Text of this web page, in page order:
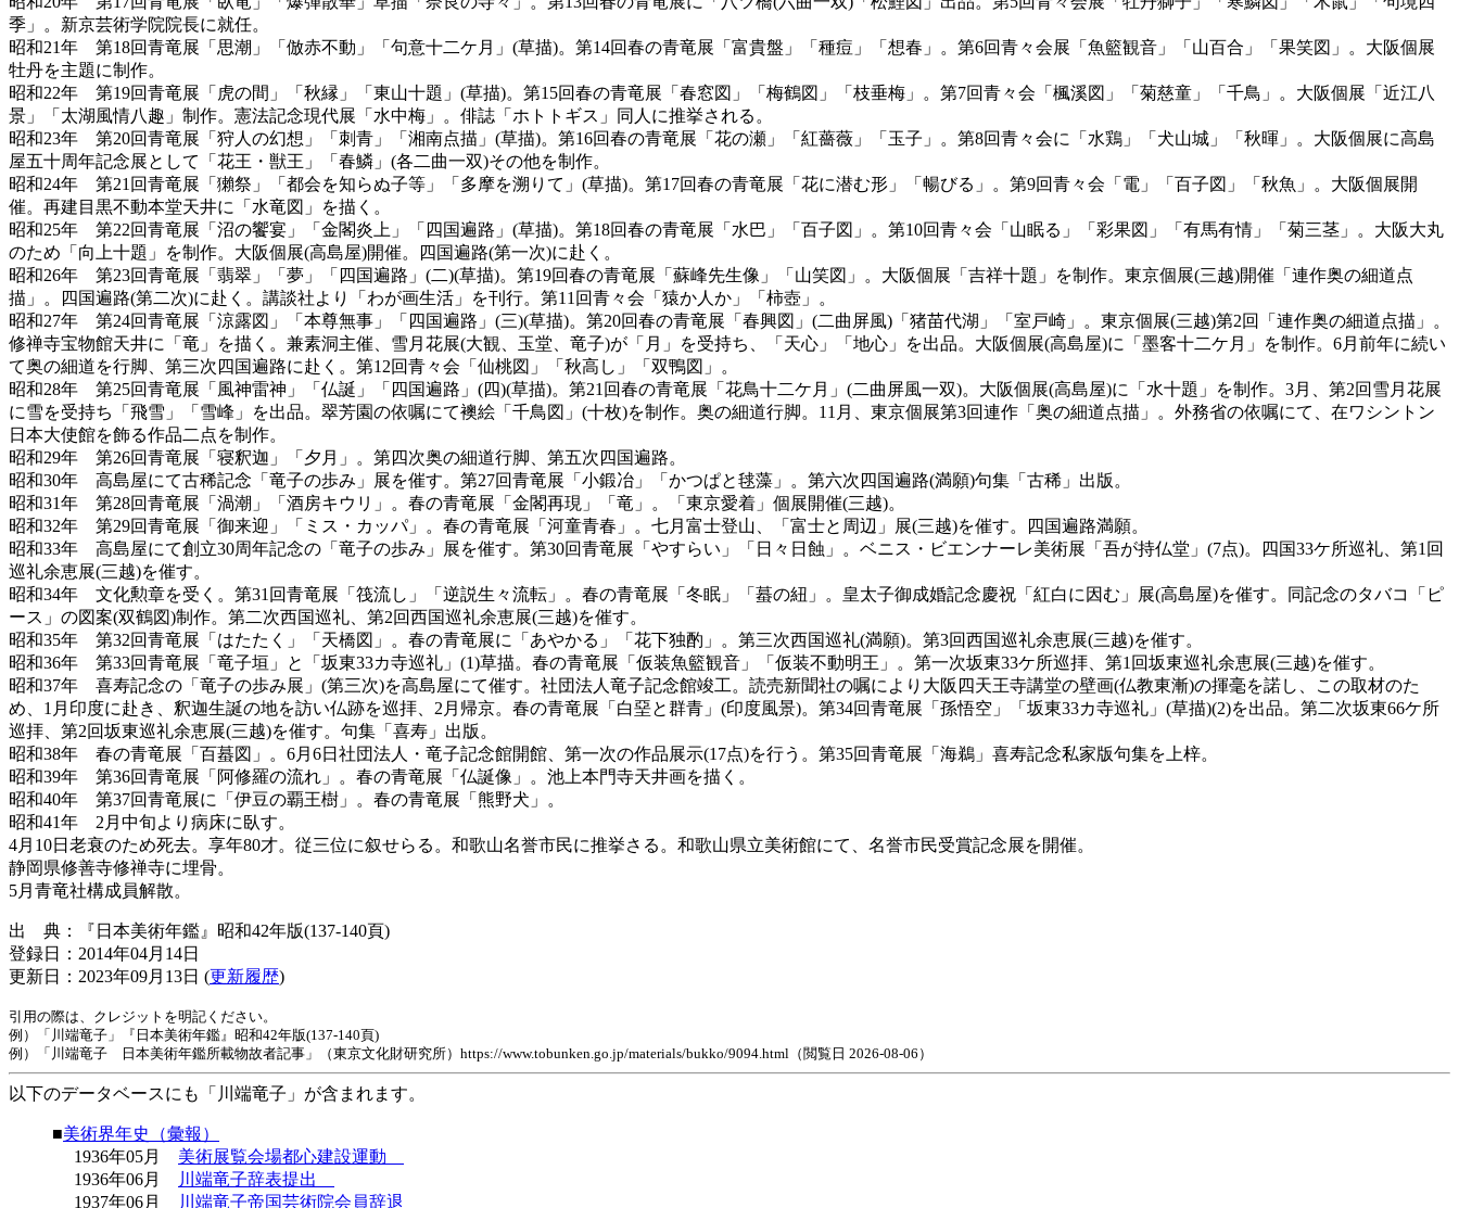
季」。新京芸術学院院長に就任。
昭和21年 第18回青竜展「思潮」「倣赤不動」「句意十二ケ月」(草描)。第14回春の青竜展「富貴盤」「種痘」「想春」。第6回青々会展「魚籃観音」「山百合」「果笑図」。大阪個展
牡丹を主題に制作。
昭和22年 第19回青竜展「虎の間」「秋縁」「東山十題」(草描)。第15回春の青竜展「春窓図」「梅鶴図」「枝垂梅」。第7回青々会「楓溪図」「菊慈童」「千鳥」。大阪個展「近江八
景」「太湖風情八趣」制作。憲法記念現代展「水中梅」。俳誌「ホトトギス」同人に推挙される。
昭和23年 第20回青竜展「狩人の幻想」「刺青」「湘南点描」(草描)。第16回春の青竜展「花の瀬」「紅薔薇」「玉子」。第8回青々会に「水鶏」「犬山城」「秋暉」。大阪個展に高島
屋五十周年記念展として「花王・獣王」「春鱗」(各二曲一双)その他を制作。
昭和24年 第21回青竜展「獺祭」「都会を知らぬ子等」「多摩を溯りて」(草描)。第17回春の青竜展「花に潜む形」「暢びる」。第9回青々会「電」「百子図」「秋魚」。大阪個展開
催。再建目黒不動本堂天井に「水竜図」を描く。
昭和25年 第22回青竜展「沼の饗宴」「金閣炎上」「四国遍路」(草描)。第18回春の青竜展「水巴」「百子図」。第10回青々会「山眠る」「彩果図」「有馬有情」「菊三茎」。大阪大丸
のため「向上十題」を制作。大阪個展(高島屋)開催。四国遍路(第一次)に赴く。
昭和26年 第23回青竜展「翡翠」「夢」「四国遍路」(二)(草描)。第19回春の青竜展「蘇峰先生像」「山笑図」。大阪個展「吉祥十題」を制作。東京個展(三越)開催「連作奥の細道点
描」。四国遍路(第二次)に赴く。講談社より「わが画生活」を刊行。第11回青々会「猿か人か」「柿壺」。
昭和27年 第24回青竜展「涼露図」「本尊無事」「四国遍路」(三)(草描)。第20回春の青竜展「春興図」(二曲屏風)「猪苗代湖」「室戸崎」。東京個展(三越)第2回「連作奥の細道点描」。
修禅寺宝物館天井に「竜」を描く。兼素洞主催、雪月花展(大観、玉堂、竜子)が「月」を受持ち、「天心」「地心」を出品。大阪個展(高島屋)に「墨客十二ケ月」を制作。6月前年に続い
て奥の細道を行脚、第三次四国遍路に赴く。第12回青々会「仙桃図」「秋高し」「双鴨図」。
昭和28年 第25回青竜展「風神雷神」「仏誕」「四国遍路」(四)(草描)。第21回春の青竜展「花鳥十二ケ月」(二曲屏風一双)。大阪個展(高島屋)に「水十題」を制作。3月、第2回雪月花展
に雪を受持ち「飛雪」「雪峰」を出品。翠芳園の依嘱にて襖絵「千鳥図」(十枚)を制作。奥の細道行脚。11月、東京個展第3回連作「奥の細道点描」。外務省の依嘱にて、在ワシントン
日本大使館を飾る作品二点を制作。
昭和29年 第26回青竜展「寝釈迦」「夕月」。第四次奥の細道行脚、第五次四国遍路。
昭和30年 高島屋にて古稀記念「竜子の歩み」展を催す。第27回青竜展「小鍛冶」「かつぱと毬藻」。第六次四国遍路(満願)句集「古稀」出版。
昭和31年 第28回青竜展「渦潮」「酒房キウリ」。春の青竜展「金閣再現」「竜」。「東京愛着」個展開催(三越)。
昭和32年 第29回青竜展「御来迎」「ミス・カッパ」。春の青竜展「河童青春」。七月富士登山、「富士と周辺」展(三越)を催す。四国遍路満願。
昭和33年 高島屋にて創立30周年記念の「竜子の歩み」展を催す。第30回青竜展「やすらい」「日々日蝕」。ベニス・ビエンナーレ美術展「吾が持仏堂」(7点)。四国33ケ所巡礼、第1回
巡礼余恵展(三越)を催す。
昭和34年 文化勲章を受く。第31回青竜展「筏流し」「逆説生々流転」。春の青竜展「冬眠」「蟇の紐」。皇太子御成婚記念慶祝「紅白に因む」展(高島屋)を催す。同記念のタバコ「ピ
ース」の図案(双鶴図)制作。第二次西国巡礼、第2回西国巡礼余恵展(三越)を催す。
昭和35年 第32回青竜展「はたたく」「天橋図」。春の青竜展に「あやかる」「花下独酌」。第三次西国巡礼(満願)。第3回西国巡礼余恵展(三越)を催す。
昭和36年 第33回青竜展「竜子垣」と「坂東33カ寺巡礼」(1)草描。春の青竜展「仮装魚籃観音」「仮装不動明王」。第一次坂東33ケ所巡拝、第1回坂東巡礼余恵展(三越)を催す。
昭和37年 喜寿記念の「竜子の歩み展」(第三次)を高島屋にて催す。社団法人竜子記念館竣工。読売新聞社の嘱により大阪四天王寺講堂の壁画(仏教東漸)の揮毫を諾し、この取材のた
め、1月印度に赴き、釈迦生誕の地を訪い仏跡を巡拝、2月帰京。春の青竜展「白堊と群青」(印度風景)。第34回青竜展「孫悟空」「坂東33カ寺巡礼」(草描)(2)を出品。第二次坂東66ケ所
巡拝、第2回坂東巡礼余恵展(三越)を催す。句集「喜寿」出版。
昭和38年 春の青竜展「百蟇図」。6月6日社団法人・竜子記念館開館、第一次の作品展示(17点)を行う。第35回青竜展「海鵜」喜寿記念私家版句集を上梓。
昭和39年 第36回青竜展「阿修羅の流れ」。春の青竜展「仏誕像」。池上本門寺天井画を描く。
昭和40年 第37回青竜展に「伊豆の覇王樹」。春の青竜展「熊野犬」。
昭和41年 2月中旬より病床に臥す。
4月10日老衰のため死去。享年80才。従三位に叙せらる。和歌山名誉市民に推挙さる。和歌山県立美術館にて、名誉市民受賞記念展を開催。
静岡県修善寺修禅寺に埋骨。
5月青竜社構成員解散。
出 典：『日本美術年鑑』昭和42年版(137-140頁)
登録日：2014年04月14日
更新日：2023年09月13日 (更新履歴)
引用の際は、クレジットを明記ください。
例）「川端竜子」『日本美術年鑑』昭和42年版(137-140頁)
例）「川端竜子 日本美術年鑑所載物故者記事」（東京文化財研究所）https://www.tobunken.go.jp/materials/bukko/9094.html（閲覧日 2026-08-06）
以下のデータベースにも「川端竜子」が含まれます。
■美術界年史（彙報）
1936年05月 美術展覧会場都心建設運動
1936年06月
川端竜子辞表提出
1937年06月
川端竜子帝国芸術院会員辞退